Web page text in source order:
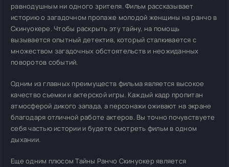
равнодушным ни одного зрителя. Фильм рассказывает
историю о загадочном пропаже молодой женщины на ранчо в
Скинуокере. Чтобы раскрыть эту тайну, на помощь
вызывается опытный детектив, который сталкивается с
множеством загадочных обстоятельств и неожиданных
поворотов событий.
Одним из главных преимуществ фильма является высокое
качество съемки и актерской игры. Каждый кадр пропитан
атмосферой дикого запада, а персонажи оживают на экране
благодаря отличной работе актеров. Вы точно почувствуете
себя частью истории и будете смотреть фильм в одном
дыхании.
Еще одним плюсом Тайны Ранчо Скинуокер является